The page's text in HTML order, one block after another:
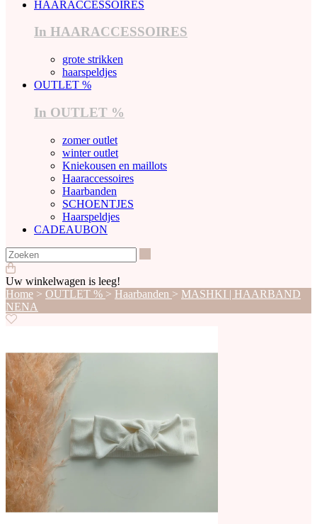
HAARACCESSOIRES
In HAARACCESSOIRES
grote strikken
haarspeldjes
OUTLET %
In OUTLET %
zomer outlet
winter outlet
Kniekousen en maillots
Haaraccessoires
Haarbanden
SCHOENTJES
Haarspeldjes
CADEAUBON
Uw winkelwagen is leeg!
Home > OUTLET % > Haarbanden > MASHKI | HAARBAND
NENA